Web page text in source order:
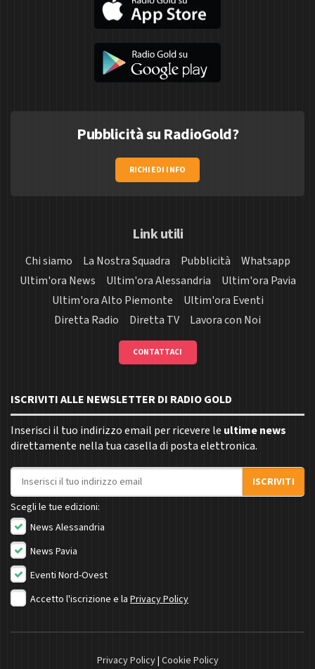
Pubblicità su RadioGold?
RICHIEDI INFO
Link utili
Chi siamo La Nostra Squadra Pubblicità
Whatsapp
Ultim'ora News
Ultim'ora Alessandria
Ultim'ora Pavia
Ultim'ora Alto Piemonte
Ultim'ora Eventi
Diretta Radio
Diretta TV Lavora con Noi
CONTATTACI
ISCRIVITI ALLE NEWSLETTER DI RADIO GOLD
Inserisci il tuo indirizzo email per ricevere le ultime news
direttamente nella tua casella di posta elettronica.
Indirizzo email
ISCRIVITI
Scegli le tue edizioni:
News Alessandria
News Pavia
Eventi Nord-Ovest
Accetto l'iscrizione e la Privacy Policy
Privacy Policy| Cookie Policy